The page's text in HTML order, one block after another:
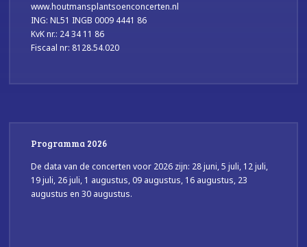
www.houtmansplantsoenconcerten.nl
ING: NL51 INGB 0009 4441 86
KvK nr.: 24 34 11 86
Fiscaal nr: 8128.54.020
Programma 2026
De data van de concerten voor 2026 zijn: 28 juni, 5 juli, 12 juli,
19 juli, 26 juli, 1 augustus, 09 augustus, 16 augustus, 23
augustus en 30 augustus.